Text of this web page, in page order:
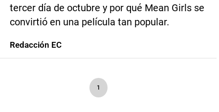
tercer día de octubre y por qué Mean Girls se
convirtió en una película tan popular.
Redacción EC
1